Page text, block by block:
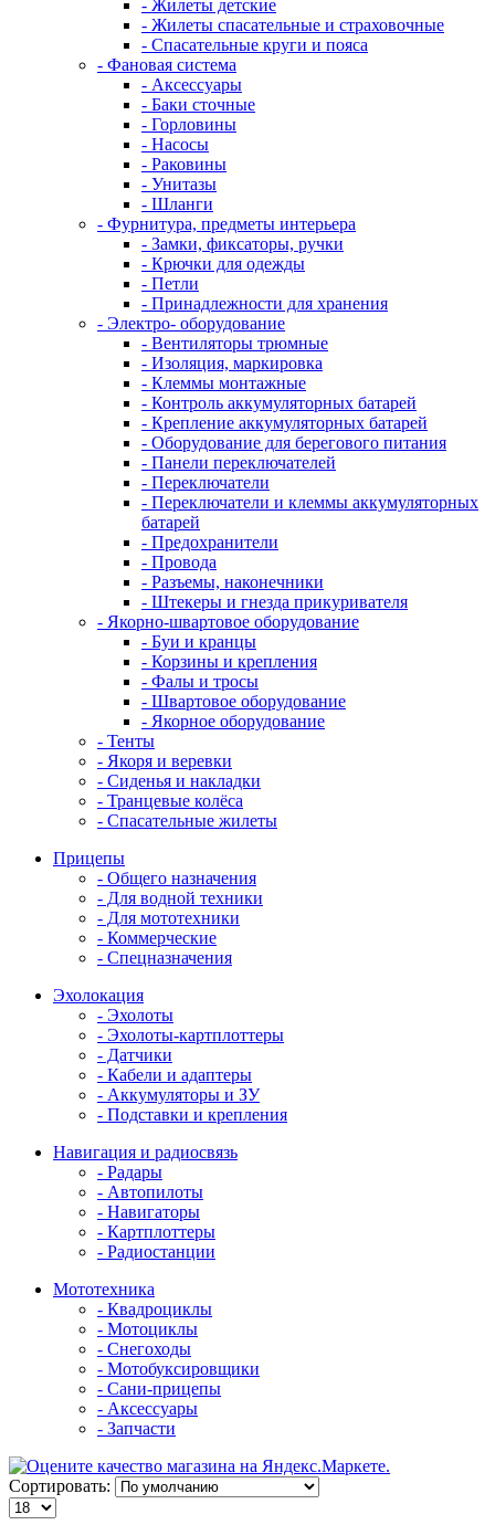
- Жилеты детские
- Жилеты спасательные и страховочные
- Спасательные круги и пояса
- Фановая система
- Аксессуары
- Баки сточные
- Горловины
- Насосы
- Раковины
- Унитазы
- Шланги
- Фурнитура, предметы интерьера
- Замки, фиксаторы, ручки
- Крючки для одежды
- Петли
- Принадлежности для хранения
- Электро- оборудование
- Вентиляторы трюмные
- Изоляция, маркировка
- Клеммы монтажные
- Контроль аккумуляторных батарей
- Крепление аккумуляторных батарей
- Оборудование для берегового питания
- Панели переключателей
- Переключатели
- Переключатели и клеммы аккумуляторных
батарей
- Предохранители
- Провода
- Разъемы, наконечники
- Штекеры и гнезда прикуривателя
- Якорно-швартовое оборудование
- Буи и кранцы
- Корзины и крепления
- Фалы и тросы
- Швартовое оборудование
- Якорное оборудование
- Тенты
- Якоря и веревки
- Сиденья и накладки
- Транцевые колёса
- Спасательные жилеты
Прицепы
- Общего назначения
- Для водной техники
- Для мототехники
- Коммерческие
- Спецназначения
Эхолокация
- Эхолоты
- Эхолоты-картплоттеры
- Датчики
- Кабели и адаптеры
- Аккумуляторы и ЗУ
- Подставки и крепления
Навигация и радиосвязь
- Радары
- Автопилоты
- Навигаторы
- Картплоттеры
- Радиостанции
Мототехника
- Квадроциклы
- Мотоциклы
- Снегоходы
- Мотобуксировщики
- Сани-прицепы
- Аксессуары
- Запчасти
Сортировать: